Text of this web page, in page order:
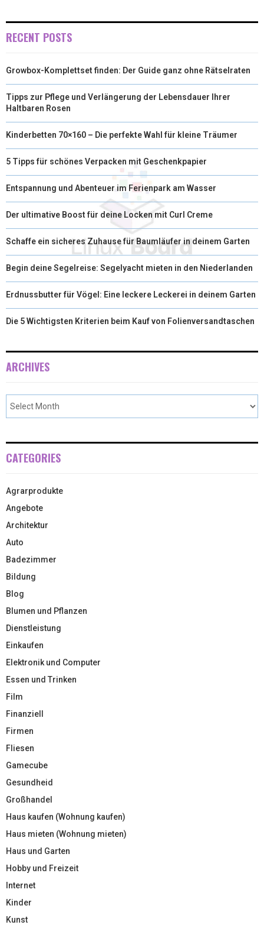
RECENT POSTS
Growbox-Komplettset finden: Der Guide ganz ohne Rätselraten
Tipps zur Pflege und Verlängerung der Lebensdauer Ihrer
Haltbaren Rosen
Kinderbetten 70×160 – Die perfekte Wahl für kleine Träumer
5 Tipps für schönes Verpacken mit Geschenkpapier
Entspannung und Abenteuer im Ferienpark am Wasser
Der ultimative Boost für deine Locken mit Curl Creme
Schaffe ein sicheres Zuhause für Baumläufer in deinem Garten
Begin deine Segelreise: Segelyacht mieten in den Niederlanden
Erdnussbutter für Vögel: Eine leckere Leckerei in deinem Garten
Die 5 Wichtigsten Kriterien beim Kauf von Folienversandtaschen
ARCHIVES
CATEGORIES
Agrarprodukte
Angebote
Architektur
Auto
Badezimmer
Bildung
Blog
Blumen und Pflanzen
Dienstleistung
Einkaufen
Elektronik und Computer
Essen und Trinken
Film
Finanziell
Firmen
Fliesen
Gamecube
Gesundheid
Großhandel
Haus kaufen (Wohnung kaufen)
Haus mieten (Wohnung mieten)
Haus und Garten
Hobby und Freizeit
Internet
Kinder
Kunst